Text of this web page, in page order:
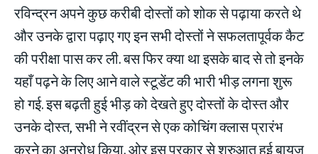
रविन्द्रन अपने कुछ करीबी दोस्तों को शोक से पढ़ाया करते थे
और उनके द्वारा पढ़ाए गए इन सभी दोस्तों ने सफलतापूर्वक कैट
की परीक्षा पास कर ली. बस फिर क्या था इसके बाद से तो इनके
यहाँ पढ़ने के लिए आने वाले स्टूडेंट की भारी भीड़ लगना शुरू
हो गई. इस बढ़ती हुई भीड़ को देखते हुए दोस्तों के दोस्त और
उनके दोस्त, सभी ने रवींद्रन से एक कोचिंग क्लास प्रारंभ
करने का अनुरोध किया. ओर इस प्रकार से शुरुआत हुई बायजू